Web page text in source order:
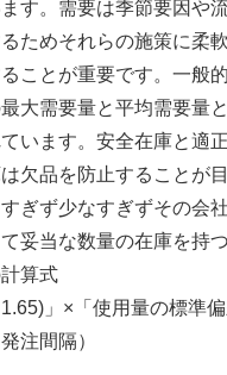
す。需要は季節要因や
ためそれらの施策に柔
ことが重要です。一般
大需要量と平均需要量
います。安全在庫と適
欠品を防止することが
ぎず少なすぎずその会
妥当な数量の在庫を持
算式
1.65)」×「使用量の標準
注間隔）